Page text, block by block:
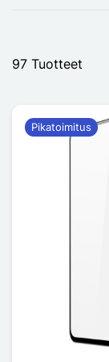
97 Tuotteet
Pikatoimitus